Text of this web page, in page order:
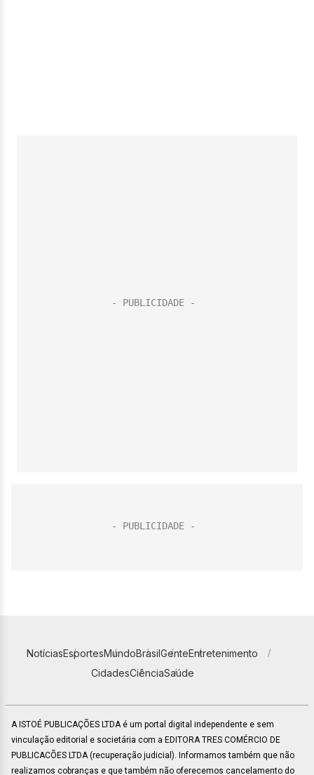
NotíciasEsportesMundoBrasilGenteEntretenimento
CidadesCiênciaSaúde
A ISTOÉ PUBLICAÇÕES LTDA é um portal digital independente e sem
vinculação editorial e societária com a EDITORA TRES COMÉRCIO DE
PUBLICACÕES LTDA (recuperação judicial). Informamos também que não
realizamos cobranças e que também não oferecemos cancelamento do